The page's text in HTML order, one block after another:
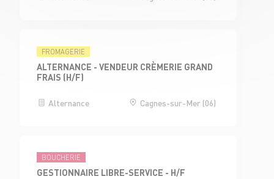
FROMAGERIE
ALTERNANCE - VENDEUR CRÈMERIE GRAND
FRAIS (H/F)
Alternance Cagnes-sur-Mer (06)
BOUCHERIE
GESTIONNAIRE LIBRE-SERVICE - H/F